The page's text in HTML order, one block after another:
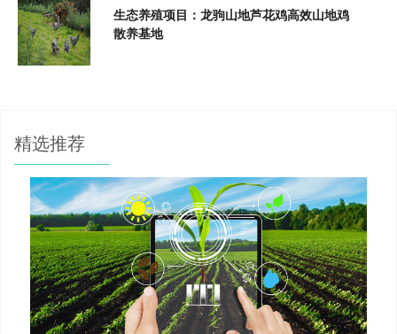
生态养殖项目：龙驹山地芦花鸡高效山地鸡
散养基地
精选推荐